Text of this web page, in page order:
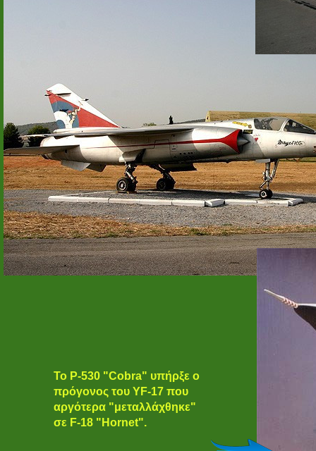
Το Ρ-530 "Cobra" υπήρξε ο
πρόγονος του YF-17 που
αργότερα "μεταλλάχθηκε"
σε F-18 "Hornet".